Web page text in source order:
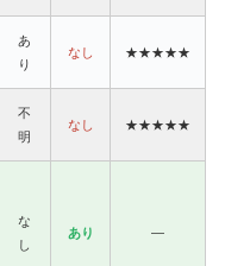
あ
り
なし ★★★★★
不
明
なし ★★★★★
な
し
あり —